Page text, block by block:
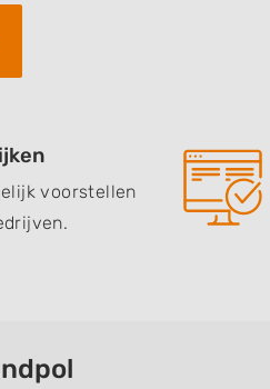
voorstellen